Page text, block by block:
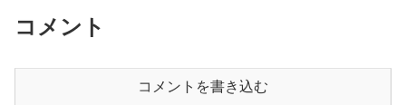
コメント
コメントを書き込む